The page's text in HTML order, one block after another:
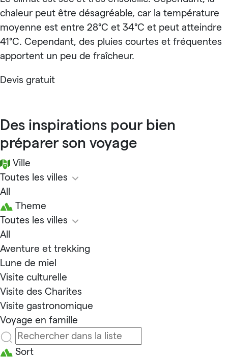
chaleur peut être désagréable, car la température
moyenne est entre 28°C et 34°C et peut atteindre
41°C. Cependant, des pluies courtes et fréquentes
apportent un peu de fraîcheur.
Devis gratuit
Des inspirations pour bien
préparer son voyage
Ville
Toutes les villes
All
Theme
Toutes les villes
All
Aventure et trekking
Lune de miel
Visite culturelle
Visite des Charites
Visite gastronomique
Voyage en famille
Sort